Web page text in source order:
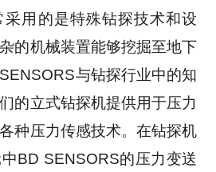
用的是特殊钻探技术和设
的机械装置能够挖掘至地下
与钻探行业中的知
的立式钻探机提供用于压力
种压力传感技术。在钻探机
BD SENSORS的压力变送